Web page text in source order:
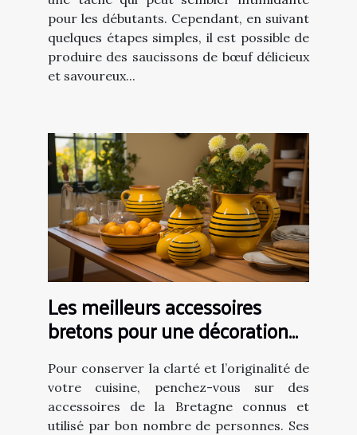
pour les débutants. Cependant, en suivant
quelques étapes simples, il est possible de
produire des saucissons de bœuf délicieux
et savoureux...
Les meilleurs accessoires
bretons pour une décoration
de cuisine
Pour conserver la clarté et l’originalité de
votre cuisine, penchez-vous sur des
accessoires de la Bretagne connus et
utilisé par bon nombre de personnes. Ses